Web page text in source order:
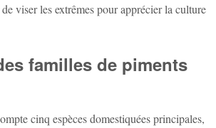
de viser les extrêmes pour apprécier la culture
familles de piments
cinq espèces domestiquées principales,